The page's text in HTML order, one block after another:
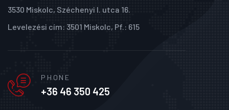
3530 Miskolc, Széchenyi I. utca 16.
Levelezési cím: 3501 Miskolc, Pf.: 615
PHONE
+36 46 350 425